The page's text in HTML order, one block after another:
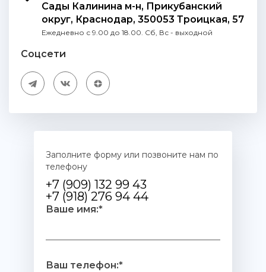
Сады Калинина м-н, Прикубанский
округ, Краснодар, 350053 Троицкая, 57
Ежедневно с 9.00 до 18.00. Сб, Вс - выходной
Соцсети
Заполните форму или позвоните нам по
телефону
+7 (909) 132 99 43
+7 (918) 276 94 44
Ваше имя:*
Ваш телефон:*